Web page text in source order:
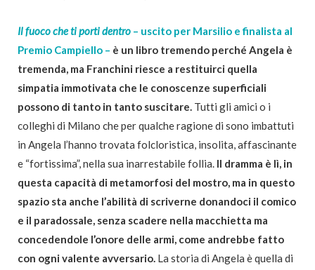
Il fuoco che ti porti dentro – uscito per Marsilio e finalista al
Premio Campiello – è un libro tremendo perché Angela è
tremenda, ma Franchini riesce a restituirci quella
simpatia immotivata che le conoscenze superficiali
possono di tanto in tanto suscitare. Tutti gli amici o i
colleghi di Milano che per qualche ragione di sono imbattuti
in Angela l’hanno trovata folcloristica, insolita, affascinante
e “fortissima”, nella sua inarrestabile follia. Il dramma è lì, in
questa capacità di metamorfosi del mostro, ma in questo
spazio sta anche l’abilità di scriverne donandoci il comico
e il paradossale, senza scadere nella macchietta ma
concedendole l’onore delle armi, come andrebbe fatto
con ogni valente avversario. La storia di Angela è quella di